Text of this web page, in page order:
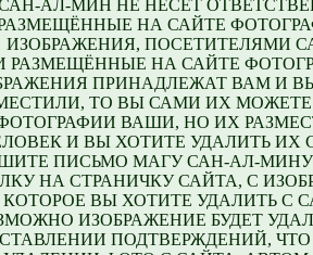
АЛ-МИН НЕ НЕСЕТ
НА САЙТЕ
ИЗОБРАЖЕНИЯ, ПОСЕТИТЕЛЯМИ
РАЗМЕЩЁННЫЕ НА САЙТЕ
ПРИНАДЛЕЖАТ ВАМ И
ТО ВЫ САМИ ИХ МОЖЕТЕ
ВАШИ, НО ИХ
И ВЫ ХОТИТЕ УДАЛИТЬ ИХ
ПИСЬМО МАГУ САН-АЛ-
НА СТРАНИЧКУ САЙТА, С
КОТОРОЕ ВЫ ХОТИТЕ УДАЛИТЬ С
ИЗОБРАЖЕНИЕ БУДЕТ
ПОДТВЕРЖДЕНИЙ,